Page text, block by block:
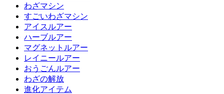
わざマシン
すごいわざマシン
アイスルアー
ハーブルアー
マグネットルアー
レイニールアー
おうごんルアー
わざの解放
進化アイテム